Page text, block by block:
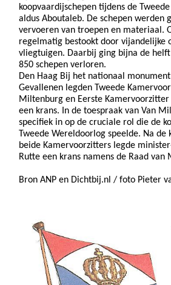
koopvaardijschepen tijdens de
aldus Aboutaleb. De schepen werden
vervoeren van troepen en materiaal.
regelmatig bestookt door vijandelijke
vliegtuigen. Daarbij ging bijna de
850 schepen verloren.
Den Haag Bij het nationaal
Gevallenen legden Tweede
Miltenburg en Eerste Kamervoorzitter
een krans. In de toespraak van Van
specifiek in op de cruciale rol die de
Tweede Wereldoorlog speelde. Na de
beide Kamervoorzitters legde
Rutte een krans namens de Raad van
Bron ANP en Dichtbij.nl / foto Pieter